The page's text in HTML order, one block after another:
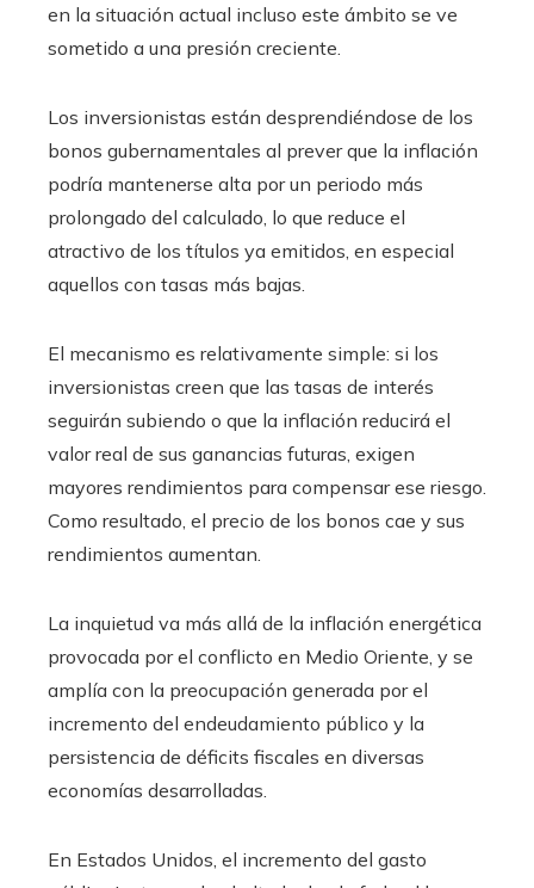
en la situación actual incluso este ámbito se ve
sometido a una presión creciente.
Los inversionistas están desprendiéndose de los
bonos gubernamentales al prever que la inflación
podría mantenerse alta por un periodo más
prolongado del calculado, lo que reduce el
atractivo de los títulos ya emitidos, en especial
aquellos con tasas más bajas.
El mecanismo es relativamente simple: si los
inversionistas creen que las tasas de interés
seguirán subiendo o que la inflación reducirá el
valor real de sus ganancias futuras, exigen
mayores rendimientos para compensar ese riesgo.
Como resultado, el precio de los bonos cae y sus
rendimientos aumentan.
La inquietud va más allá de la inflación energética
provocada por el conflicto en Medio Oriente, y se
amplía con la preocupación generada por el
incremento del endeudamiento público y la
persistencia de déficits fiscales en diversas
economías desarrolladas.
En Estados Unidos, el incremento del gasto